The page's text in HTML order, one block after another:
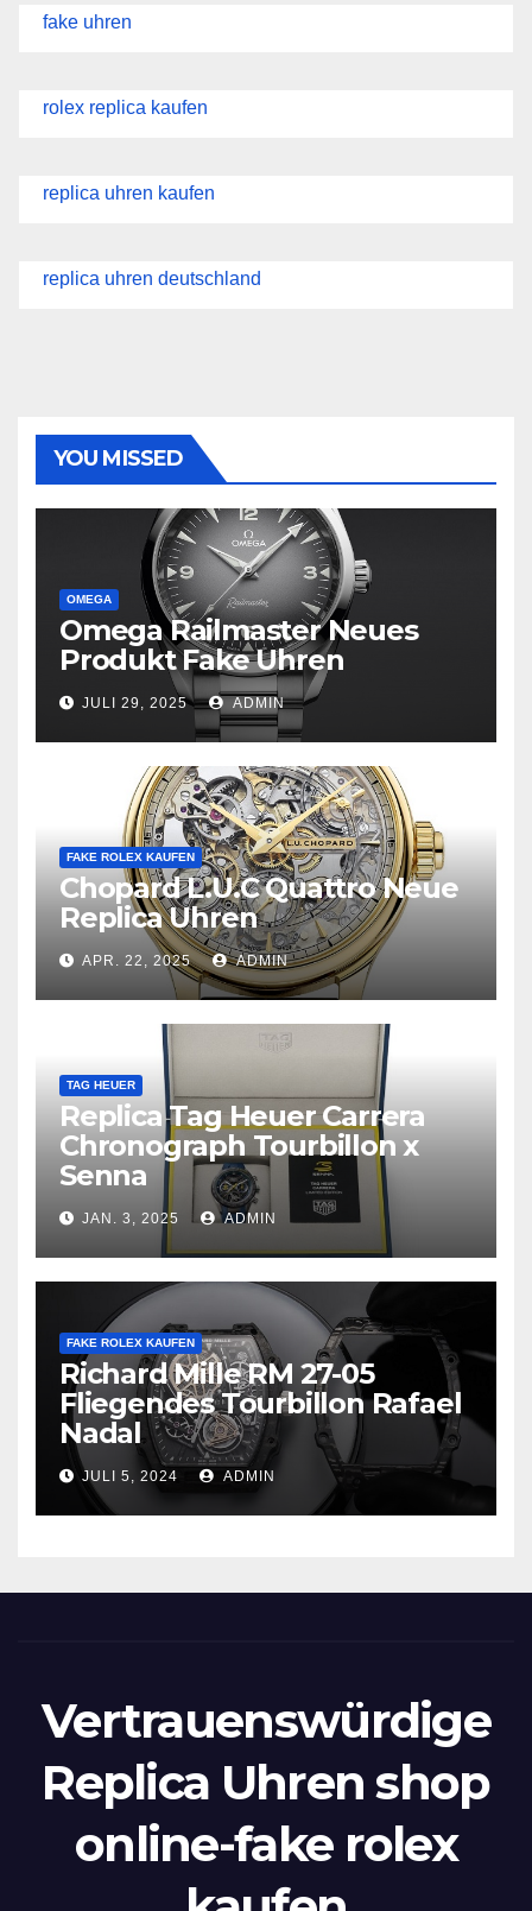
fake uhren
rolex replica kaufen
replica uhren kaufen
replica uhren deutschland
YOU MISSED
OMEGA
Omega Railmaster Neues
Produkt Fake Uhren
JULI 29, 2025 ADMIN
FAKE ROLEX KAUFEN
Chopard L.U.C Quattro Neue
Replica Uhren
APR. 22, 2025 ADMIN
TAG HEUER
Replica Tag Heuer Carrera
Chronograph Tourbillon x
Senna
JAN. 3, 2025 ADMIN
FAKE ROLEX KAUFEN
Richard Mille RM 27-05
Fliegendes Tourbillon Rafael
Nadal
JULI 5, 2024 ADMIN
Vertrauenswürdige
Replica Uhren shop
online-fake rolex